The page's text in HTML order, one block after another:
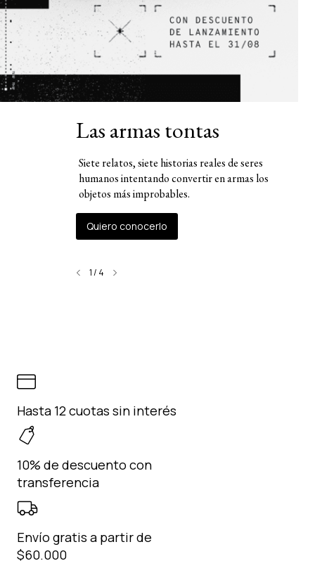
Las armas tontas
Siete relatos, siete historias reales de seres
humanos intentando convertir en armas los
objetos más improbables.
Quiero conocerlo
1/ 4
Hasta 12 cuotas sin interés
10% de descuento con
transferencia
Envío gratis a partir de
$60.000